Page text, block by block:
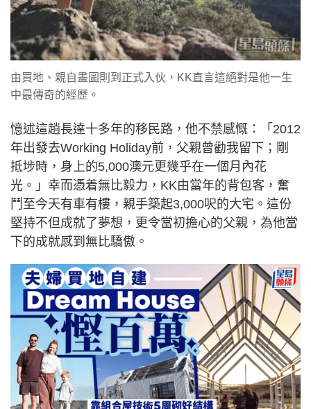
由買地、親自畫圖則到正式入伙，KK直言這絕對是他一生
中最傳奇的經歷。
憶述這趟長達十多年的移民路，他不禁感慨：「2012
年出發去Working Holiday前，父親曾勸我留下；剛
抵埗時，身上的5,000澳元更幾乎在一個月內花
光。」幸而憑着無比毅力，KK由當年的背包客，奮
鬥至今天有車有樓，親手築起3,000呎的大宅。這份
堅持不但成就了夢想，更令當初擔心的父親，為他當
下的成就感到無比驕傲。